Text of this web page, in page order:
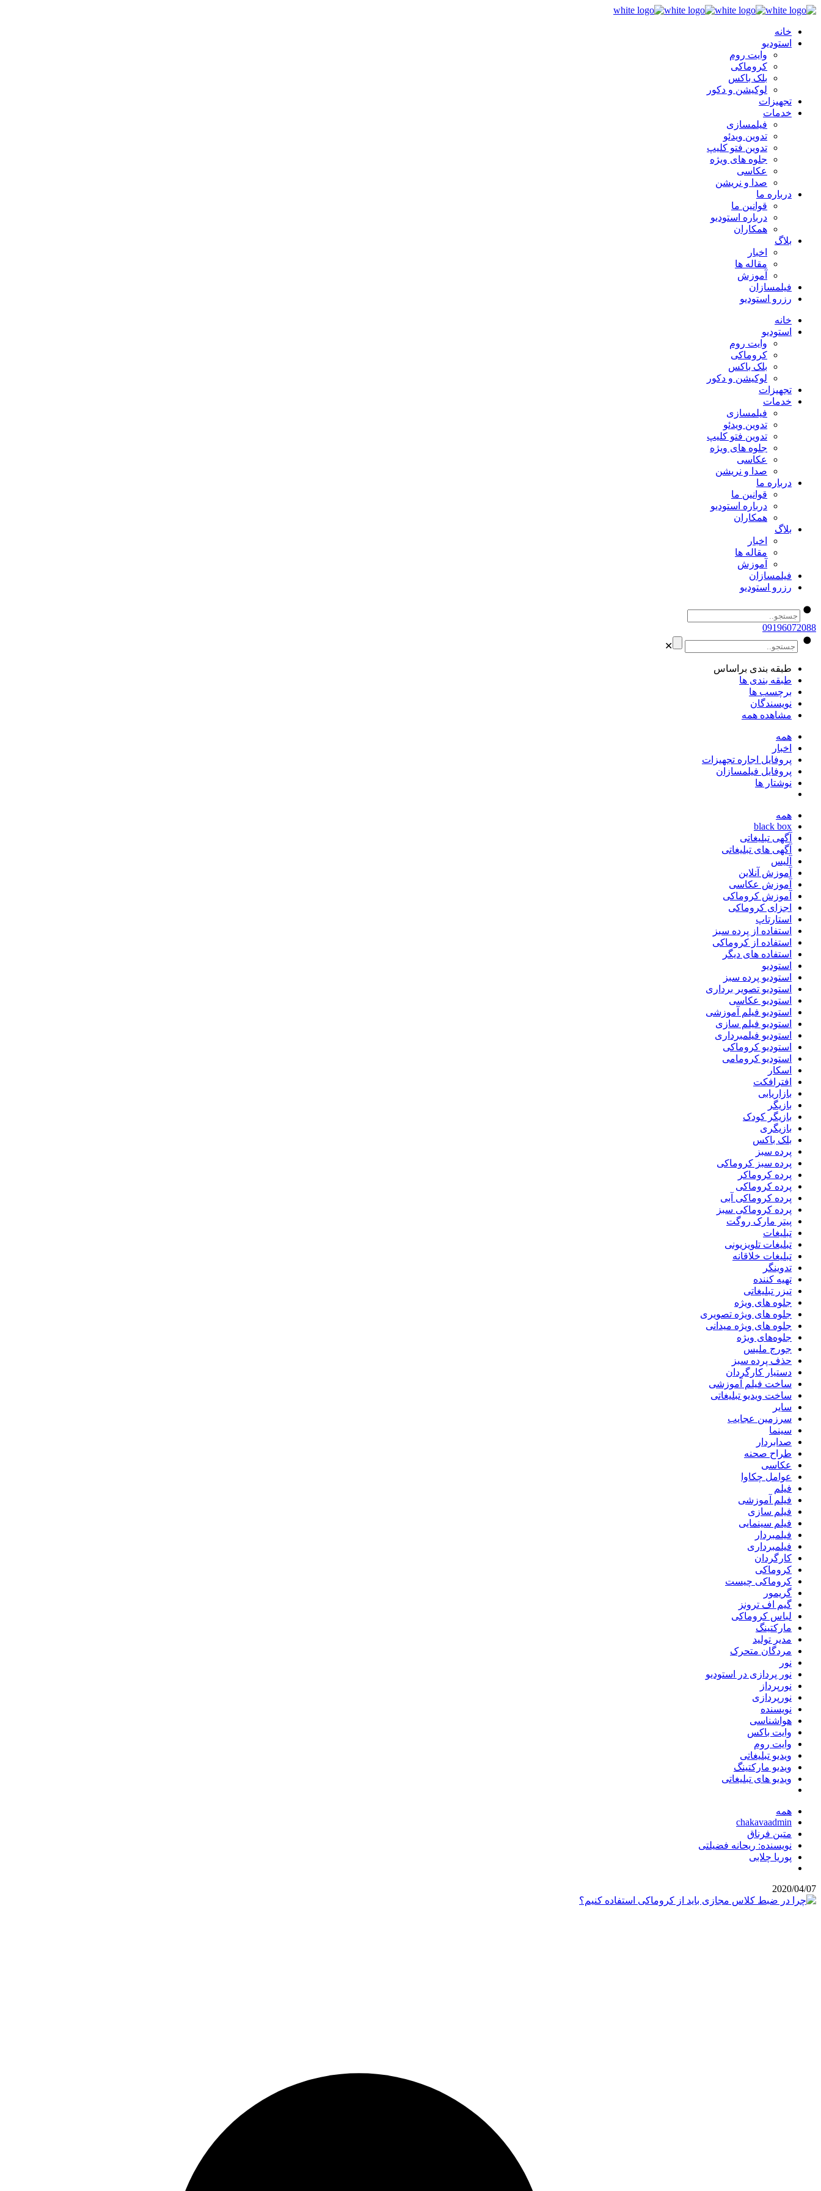
خانه
استودیو
وایت روم
کروماکی
بلک باکس
لوکیشن و دکور
تجهیزات
خدمات
فیلمسازی
تدوین ویدئو
تدوین فتو کلیپ
جلوه های ویژه
عکاسی
صدا و نریشن
درباره ما
قوانین ما
درباره استودیو
همکاران
بلاگ
اخبار
مقاله ها
آموزش
فیلمسازان
رزرو استودیو
خانه
استودیو
وایت روم
کروماکی
بلک باکس
لوکیشن و دکور
تجهیزات
خدمات
فیلمسازی
تدوین ویدئو
تدوین فتو کلیپ
جلوه های ویژه
عکاسی
صدا و نریشن
درباره ما
قوانین ما
درباره استودیو
همکاران
بلاگ
اخبار
مقاله ها
آموزش
فیلمسازان
رزرو استودیو
09196072088
✕
طبقه بندی براساس
طبقه بندی ها
برچسب ها
نویسندگان
مشاهده همه
همه
اخبار
پروفایل اجاره تجهیزات
پروفایل فیلمسازان
نوشتار ها
همه
black box
آگهی تبلیغاتی
آگهی های تبلیغاتی
آلیس
آموزش آنلاین
آموزش عکاسی
آموزش کروماکی
اجزای کروماکی
استارتاپ
استفاده از پرده سبز
استفاده از کروماکی
استفاده های دیگر
استودیو
استودیو پرده سبز
استودیو تصویر برداری
استودیو عکاسی
استودیو فیلم آموزشی
استودیو فیلم سازی
استودیو فیلمبرداری
استودیو کروماکی
استودیو کرومامی
اسکار
افترافکت
بازاریابی
بازیگر
بازیگر کودک
بازیگری
بلک باکس
پرده سبز
پرده سبز کروماکی
پرده کروماکر
پرده کروماکی
پرده کروماکی آبی
پرده کروماکی سبز
پیتر مارک روگت
تبلیغات
تبلیغات تلویزیونی
تبلیغات خلاقانه
تدوینگر
تهیه کننده
تیزر تبلیغاتی
جلوه های ویژه
جلوه های ویژه تصویری
جلوه های ویژه میدانی
جلوه‌های ویژه
جورج ملیس
حذف پرده سبز
دستیار کارگردان
ساخت فیلم آموزشی
ساخت ویدیو تبلیغاتی
سایر
سرزمین عجایب
سینما
صدابردار
طراح صحنه
عکاسی
عوامل چکاوا
فیلم
فیلم آموزشی
فیلم سازی
فیلم سینمایی
فیلمبردار
فیلمبرداری
کارگردان
کروماکی
کروماکی چیست
گریمور
گیم اف ترونز
لباس کروماکی
مارکتینگ
مدیر تولید
مردگان متحرک
نور
نور پردازی در استودیو
نورپرداز
نورپردازی
نویسنده
هواشناسی
وایت باکس
وایت روم
ویدیو تبلیغاتی
ویدیو مارکتینگ
ویدیو های تبلیغاتی
همه
chakavaadmin
متین فرناق
نویسنده: ریحانه فضیلتی
پوریا چلابی
2020/04/07